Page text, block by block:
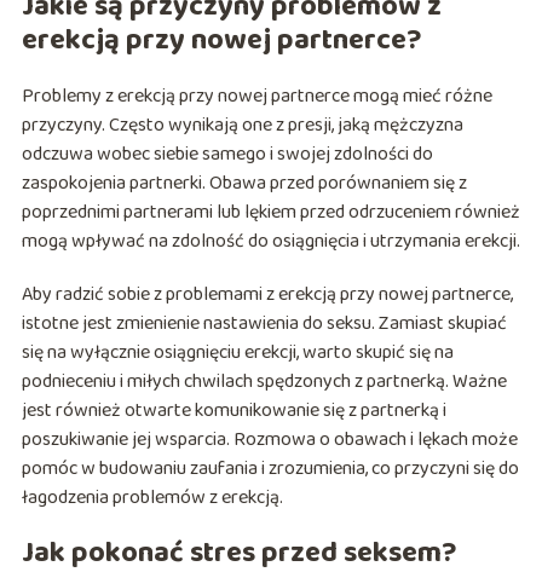
erekcją przy nowej partnerce?
Problemy z erekcją przy nowej partnerce mogą mieć różne
przyczyny. Często wynikają one z presji, jaką mężczyzna
odczuwa wobec siebie samego i swojej zdolności do
zaspokojenia partnerki. Obawa przed porównaniem się z
poprzednimi partnerami lub lękiem przed odrzuceniem również
mogą wpływać na zdolność do osiągnięcia i utrzymania erekcji.
Aby radzić sobie z problemami z erekcją przy nowej partnerce,
istotne jest zmienienie nastawienia do seksu. Zamiast skupiać
się na wyłącznie osiągnięciu erekcji, warto skupić się na
podnieceniu i miłych chwilach spędzonych z partnerką. Ważne
jest również otwarte komunikowanie się z partnerką i
poszukiwanie jej wsparcia. Rozmowa o obawach i lękach może
pomóc w budowaniu zaufania i zrozumienia, co przyczyni się do
łagodzenia problemów z erekcją.
Jak pokonać stres przed seksem?